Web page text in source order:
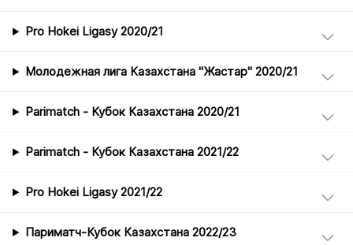
Pro Hokei Ligasy 2020/21
Молодежная лига Казахстана "Жастар" 2020/21
Parimatch - Кубок Казахстана 2020/21
Parimatch - Кубок Казахстана 2021/22
Pro Hokei Ligasy 2021/22
Париматч-Кубок Казахстана 2022/23